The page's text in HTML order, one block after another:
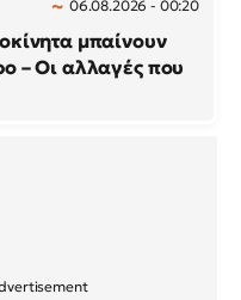
06.08.2026 - 00:20
μπαίνουν
– Οι αλλαγές που